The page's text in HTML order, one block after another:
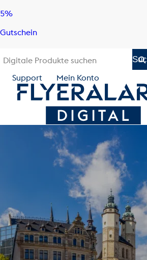
Skip
content
Skip
navigation
5%
Gutschein
Support Mein Konto